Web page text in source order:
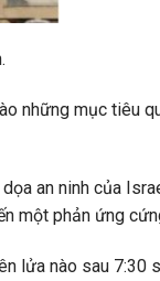
những mục tiêu
an ninh của
một phản ứng
lửa nào sau 7:30